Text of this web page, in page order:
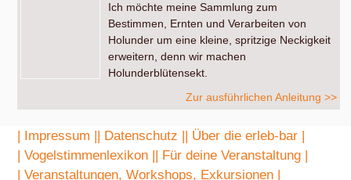
Ich möchte meine Sammlung zum
Bestimmen, Ernten und Verarbeiten von
Holunder um eine kleine, spritzige Neckigkeit
erweitern, denn wir machen
Holunderblütensekt.
Zur ausführlichen Anleitung >>
| Impressum || Datenschutz || Über die erleb-bar |
| Vogelstimmenlexikon || Für deine Veranstaltung |
| Veranstaltungen, Workshops, Exkursionen |